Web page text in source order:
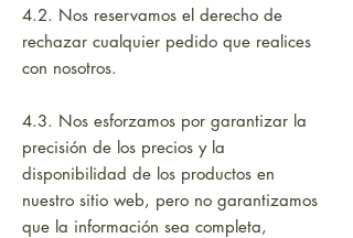
4.2. Nos reservamos el derecho de
rechazar cualquier pedido que realices
con nosotros.
4.3. Nos esforzamos por garantizar la
precisión de los precios y la
disponibilidad de los productos en
nuestro sitio web, pero no garantizamos
que la información sea completa,